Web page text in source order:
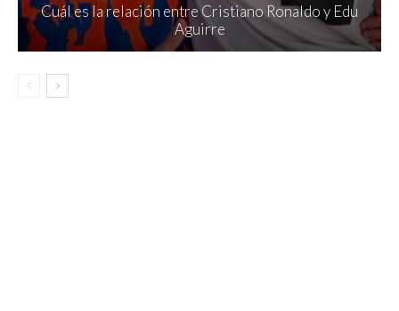
Cuál es la relación entre Cristiano Ronaldo y Edu
Aguirre